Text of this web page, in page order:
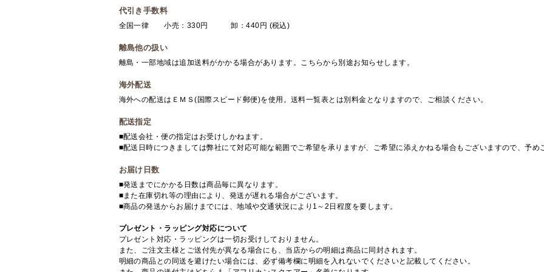
代引き手数料
全国一律 小売：330円 卸：440円 (税込)
離島他の扱い
離島・一部地域は追加送料がかかる場合があります。こちらから別途お知らせします。
海外配送
海外への配送はＥＭＳ(国際スピード郵便)を使用。送料一覧表とは別料金となりますので、ご相談ください。
配送指定
■配送会社・便の指定はお受けしかねます。
■配送日時につきましては弊社にて対応可能な範囲でご希望を承りますが、ご希望に添えかねる場合もございますので、予め
お届け日数
■発送までにかかる日数は商品毎に異なります。
■また在庫切れ等の理由により、発送が遅れる場合がございます。
■商品の発送からお届けまでには、地域や交通状況により1～2日程度を要します。
プレゼント・ラッピング対応について
プレゼント対応・ラッピングは一切お受けしておりません。
また、ご注文主様とご送付先が異なる場合にも、当店からの明細は商品に同封されます。
明細の商品との同送を避けたい場合には、必ず備考欄に明細を入れないでくださいと記載してください。